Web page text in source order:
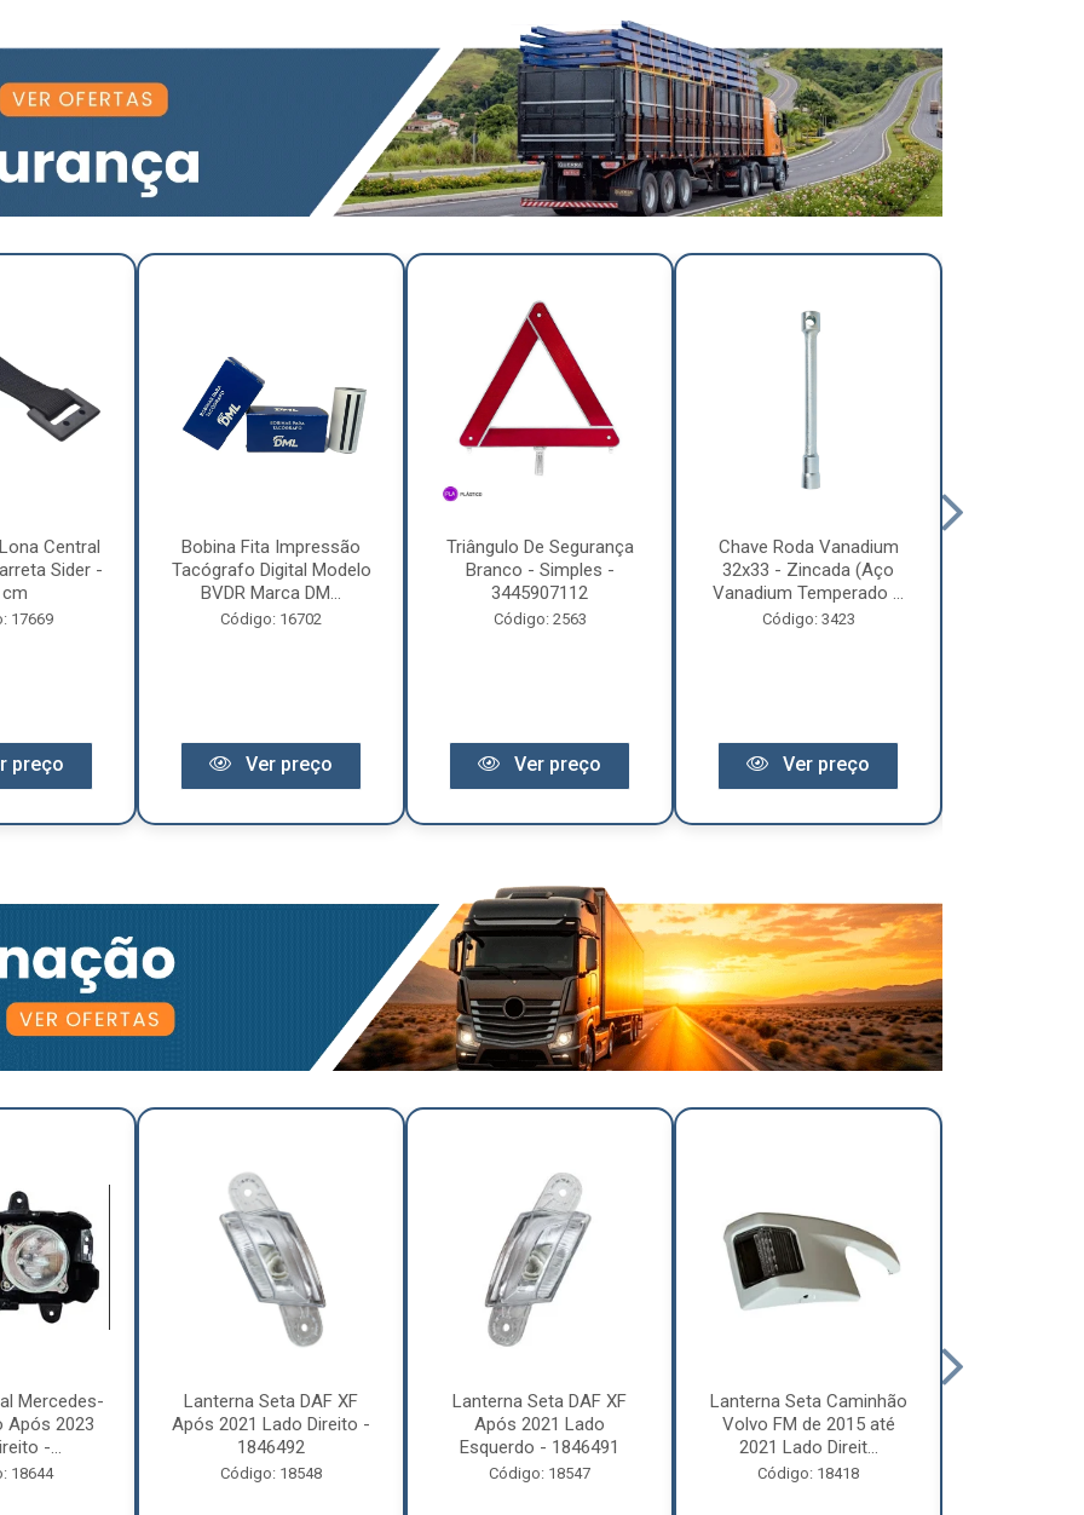
Central
Sider -
17669
preço
Bobina Fita Impressão
Tacógrafo Digital Modelo
BVDR Marca DM...
Código: 16702
Ver preço
Triângulo De Segurança
Branco - Simples -
3445907112
Código: 2563
Ver preço
Chave Roda Vanadium
32x33 - Zincada (Aço
Vanadium Temperado ...
Código: 3423
Ver preço
Mercedes-
Após 2023
-...
18644
Lanterna Seta DAF XF
Após 2021 Lado Direito -
1846492
Código: 18548
Lanterna Seta DAF XF
Após 2021 Lado
Esquerdo - 1846491
Código: 18547
Lanterna Seta Caminhão
Volvo FM de 2015 até
2021 Lado Direit...
Código: 18418